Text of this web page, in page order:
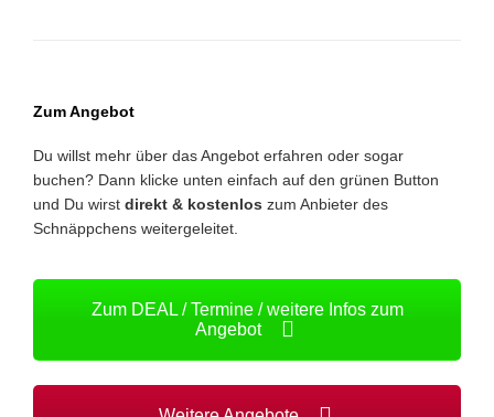
Zum Angebot
Du willst mehr über das Angebot erfahren oder sogar
buchen? Dann klicke unten einfach auf den grünen Button
und Du wirst direkt & kostenlos zum Anbieter des
Schnäppchens weitergeleitet.
Zum DEAL / Termine / weitere Infos zum
Angebot